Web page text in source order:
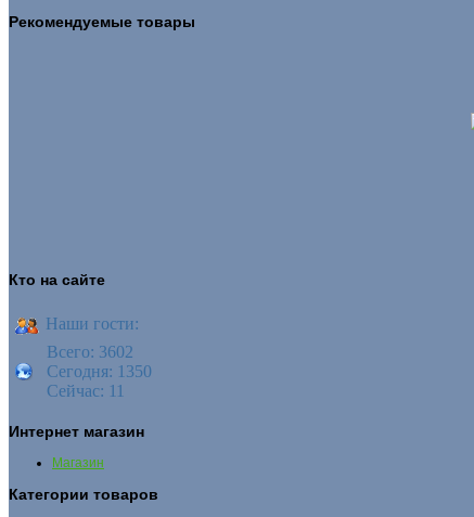
Рекомендуемые товары
Кто на сайте
Наши гости:
Всего: 3602
Сегодня: 1350
Сейчас: 11
Интернет магазин
Магазин
Категории товаров